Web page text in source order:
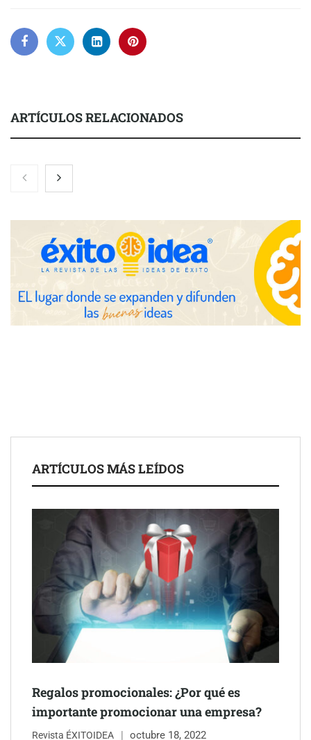
ARTÍCULOS RELACIONADOS
Zoomex mejora su Strategy Center con herramientas
avanzadas para trading estratégico
COMPALISS de LYSOTRIC: cuando un solo producto multiplica
las posibilidades del salón profesional
Fundación Mapfre y CISE lanzan el concurso ‘Talento Sénior’
para impulsar ideas innovadoras creadas por y para mayores
Schaeffler mejora su rentabilidad en el primer semestre de 2026
NOVA: innovación y diseño que transforman espacios de la
mano de Tormo Franquicias
ARTÍCULOS MÁS LEÍDOS
Regalos promocionales: ¿Por qué es
importante promocionar una empresa?
Revista ÉXITOIDEA octubre 18, 2022